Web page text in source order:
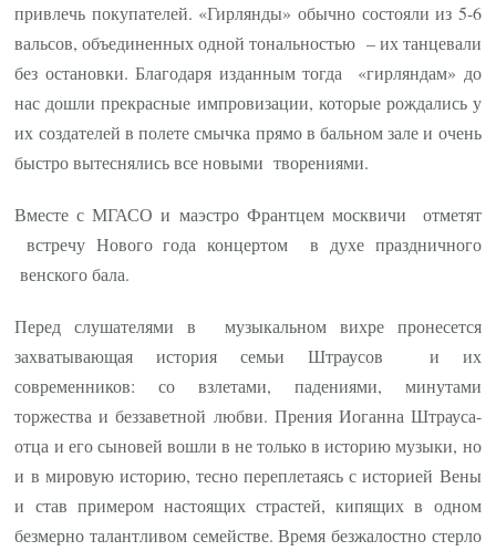
привлечь покупателей. «Гирлянды» обычно состояли из 5-6
вальсов, объединенных одной тональностью – их танцевали
без остановки. Благодаря изданным тогда «гирляндам» до
нас дошли прекрасные импровизации, которые рождались у
их создателей в полете смычка прямо в бальном зале и очень
быстро вытеснялись все новыми творениями.
Вместе с МГАСО и маэстро Франтцем москвичи отметят
встречу Нового года концертом в духе праздничного
венского бала.
Перед слушателями в музыкальном вихре пронесется
захватывающая история семьи Штраусов и их
современников: со взлетами, падениями, минутами
торжества и беззаветной любви. Прения Иоганна Штрауса-
отца и его сыновей вошли в не только в историю музыки, но
и в мировую историю, тесно переплетаясь с историей Вены
и став примером настоящих страстей, кипящих в одном
безмерно талантливом семействе. Время безжалостно стерло